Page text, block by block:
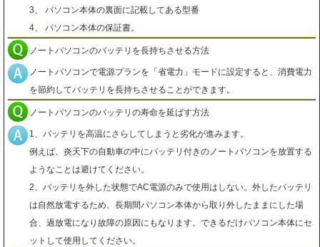
3、 パソコン本体の裏面に記載してある型番
4、 パソコン本体の保証書。
ノートパソコンのバッテリを長持ちさせる方法
ノートパソコンで電源プランを「省電力」モードに設定すると、消費電力
を節約してバッテリを長持ちさせることができます。
ノートパソコンのバッテリの寿命を延ばす方法
1、バッテリを高温にさらしてしまうと劣化が進みます。
例えば、炎天下の自動車の中にバッテリ付きのノートパソコンを放置する
ようなことは避けてください。
2、バッテリを外した状態でAC電源のみで使用はしない。外したバッテリ
は自然放電するため、長期間パソコン本体から取り外したままにした場
合、過放電になり故障の原因にもなります。できるだけパソコン本体にセ
ットして使用してください。